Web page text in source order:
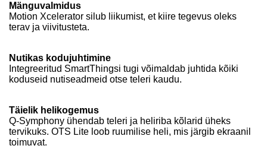
Mänguvalmidus
Motion Xcelerator silub liikumist, et kiire tegevus oleks
terav ja viivitusteta.
Nutikas kodujuhtimine
Integreeritud SmartThingsi tugi võimaldab juhtida kõiki
koduseid nutiseadmeid otse teleri kaudu.
Täielik helikogemus
Q-Symphony ühendab teleri ja heliriba kõlarid üheks
tervikuks. OTS Lite loob ruumilise heli, mis järgib ekraanil
toimuvat.